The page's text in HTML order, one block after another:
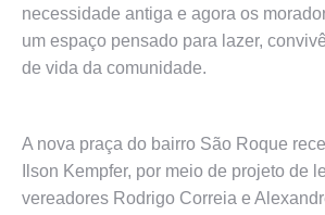
necessidade antiga e agora os
um espaço pensado para lazer,
de vida da comunidade.
A nova praça do bairro São Roque
Ilson Kempfer, por meio de projeto de
vereadores Rodrigo Correia e